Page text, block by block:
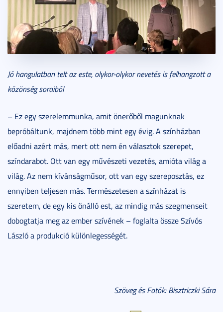
Jó hangulatban telt az este, olykor-olykor nevetés is felhangzott a
közönség soraiból
– Ez egy szerelemmunka, amit önerőből magunknak
bepróbáltunk, majdnem több mint egy évig. A színházban
előadni azért más, mert ott nem én választok szerepet,
színdarabot. Ott van egy művészeti vezetés, amióta világ a
világ. Az nem kívánságműsor, ott van egy szereposztás, ez
ennyiben teljesen más. Természetesen a színházat is
szeretem, de egy kis önálló est, az mindig más szegmenseit
dobogtatja meg az ember szívének – foglalta össze Szívós
László a produkció különlegességét.
Szöveg és Fotók: Bisztriczki Sára